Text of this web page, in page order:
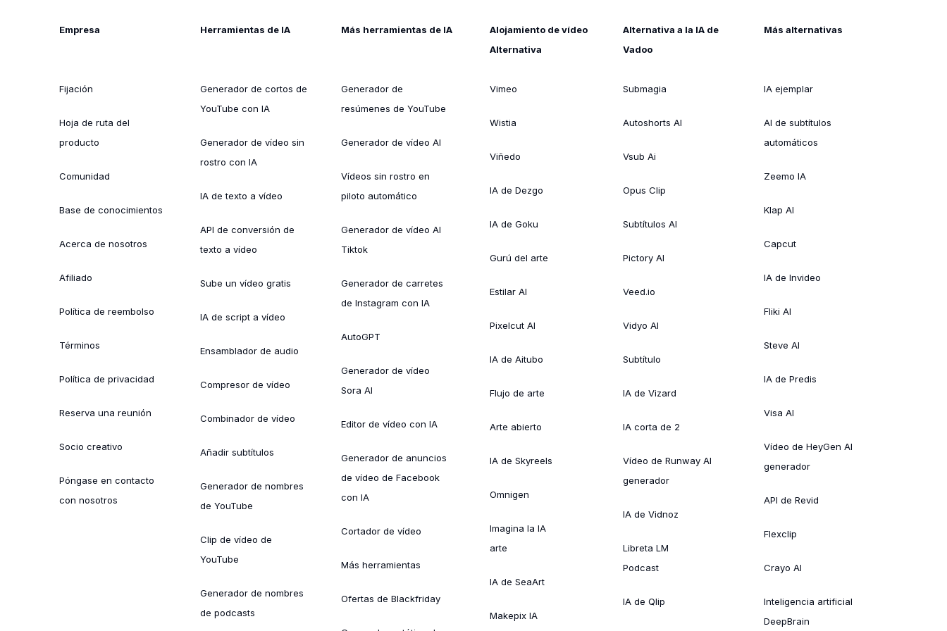
Empresa
Fijación
Hoja de ruta del
producto
Comunidad
Base de conocimientos
Acerca de nosotros
Afiliado
Política de reembolso
Términos
Política de privacidad
Reserva una reunión
Socio creativo
Póngase en contacto
con nosotros
Herramientas de IA
Generador de cortos de
YouTube con IA
Generador de vídeo sin
rostro con IA
IA de texto a vídeo
API de conversión de
texto a vídeo
Sube un vídeo gratis
IA de script a vídeo
Ensamblador de audio
Compresor de vídeo
Combinador de vídeo
Añadir subtítulos
Generador de nombres
de YouTube
Clip de vídeo de
YouTube
Generador de nombres
de podcasts
Más herramientas de IA
Generador de
resúmenes de YouTube
Generador de vídeo AI
Vídeos sin rostro en
piloto automático
Generador de vídeo AI
Tiktok
Generador de carretes
de Instagram con IA
AutoGPT
Generador de vídeo
Sora AI
Editor de vídeo con IA
Generador de anuncios
de vídeo de Facebook
con IA
Cortador de vídeo
Más herramientas
Ofertas de Blackfriday
Alojamiento de vídeo
Alternativa
Vimeo
Wistia
Viñedo
IA de Dezgo
IA de Goku
Gurú del arte
Estilar AI
Pixelcut AI
IA de Aitubo
Flujo de arte
Arte abierto
IA de Skyreels
Omnigen
Imagina la IA
arte
IA de SeaArt
Makepix IA
Alternativa a la IA de
Vadoo
Submagia
Autoshorts AI
Vsub Ai
Opus Clip
Subtítulos AI
Pictory AI
Veed.io
Vidyo AI
Subtítulo
IA de Vizard
IA corta de 2
Vídeo de Runway AI
generador
IA de Vidnoz
Libreta LM
Podcast
IA de Qlip
Más alternativas
IA ejemplar
AI de subtítulos
automáticos
Zeemo IA
Klap AI
Capcut
IA de Invideo
Fliki AI
Steve AI
IA de Predis
Visa AI
Vídeo de HeyGen AI
generador
API de Revid
Flexclip
Crayo AI
Inteligencia artificial
DeepBrain